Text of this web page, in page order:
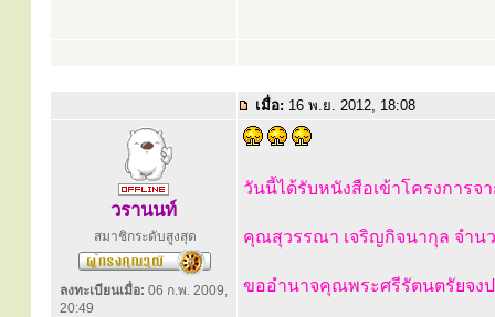
เมื่อ: 16 พ.ย. 2012, 18:08
วรานนท์
สมาชิกระดับสูงสุด
ลงทะเบียนเมื่อ: 06 ก.พ. 2009,
20:49
วันนี้ได้รับหนังสือเข้าโครงการจ
คุณสุวรรณา เจริญกิจนากุล จำน
ขออำนาจคุณพระศรีรัตนตรัยจง